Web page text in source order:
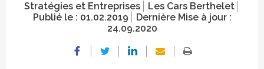
Stratégies et Entreprises
Les Cars Berthelet
Publié le : 01.02.2019
Dernière Mise à jour :
24.09.2020